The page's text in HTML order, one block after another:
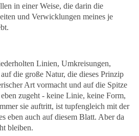
in einer Weise, die darin die
und Verwicklungen meines je
Linien, Umkreisungen,
die große Natur, die dieses Prinzip
Art vormacht und auf die Spitze
zugeht - keine Linie, keine Form,
sie auftritt, ist tupfengleich mit der
eben auch auf diesem Blatt. Aber da
bleiben.